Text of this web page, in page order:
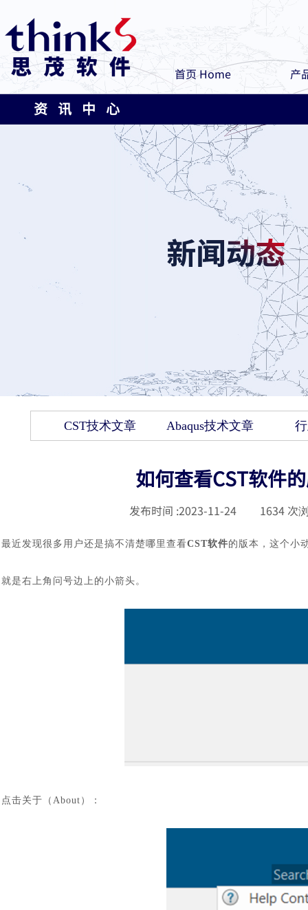
首页 Home 产
资 讯 中 心
CST技术文章 Abaqus技术文章
如何查看CST软件
发布时间 :2023-11-24 1634 次
最近发现很多用户还是搞不清楚哪里查看CST软件的版本，这个小
就是右上角问号边上的小箭头。
点击关于（ About）：